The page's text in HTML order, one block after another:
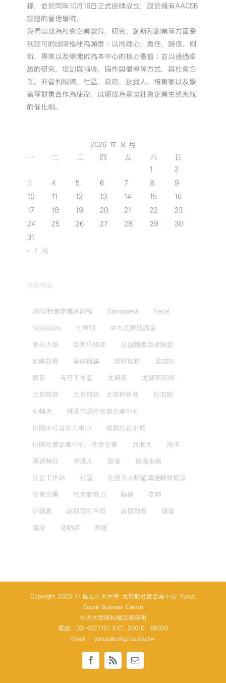
錄，並於同年10月16日正式掛牌成立，設於擁有AACSB
認證的管理學院。
我們以成為社會企業教育、研究、創新和創業等方面受
到認可的國際樞紐為願景；以同理心、責任、誠信、創
新、專業以及樂趣做為本中心的核心價值；並以通過卓
越的研究、培訓與輔導、協作與倡導等方式，與社會企
業、非營利組織、社區、政府、投資人、培育家以及學
者等對象合作為使命，以期成為臺灣社會企業生態系統
的催化劑。
2026 年 8 月
一 二 三 四 五 六 日
1
2
3
4 5 6 7 8
9
10
11 12 13 14 15
16
17
18 19 20 21 22
23
24
25 26 27 28 29
30
31
« 7 月
常用標籤
2018社會創業家課程 Bangladesh Nepal
Nobelprize 七原則 中大尤努斯講堂
中央大學 亞斯伯格症 公益團體自律聯盟
創業競賽 基礎概論 塑膠微粒 孟加拉
實習 寺日工作室 尤努斯 尤努斯新聞
尤努斯獎 尤努斯獎，尤努斯新聞 尼泊爾
心輔犬 桃園市政府社會企業中心
桃園市社會企業中心 桃園社企小聚
桃園社會企業中心，社會企業 流浪犬 海洋
溝通輔具 漸凍人 獎金 環境永續
社企工作坊 社區 社團法人麒望溝通輔具協會
社會企業 社會影響力 腦傷 衣物
計劃書 諾貝爾和平獎 諾貝爾獎 講堂
講座 過動症 麒望
Copyright 2025 © 國立中央大學 尤努斯社會企業中心 Yunus
Social Business Centre
中央大學隱私權政策聲明
電話: 03-4227151 EXT. 26010、66030
Email : yunus.sbc@g.ncu.edu.tw
Facebook
Rss Email: